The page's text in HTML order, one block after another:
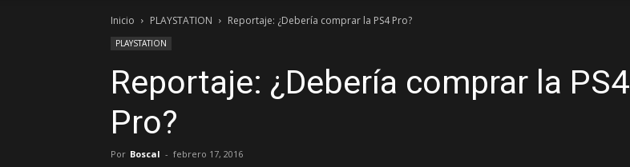
GAME
Inicio PLAYSTATION Reportaje: ¿Debería comprar la PS4 Pro?
PLAYSTATION
Reportaje: ¿Debería comprar la PS4
Pro?
Por Boscal - febrero 17, 2016